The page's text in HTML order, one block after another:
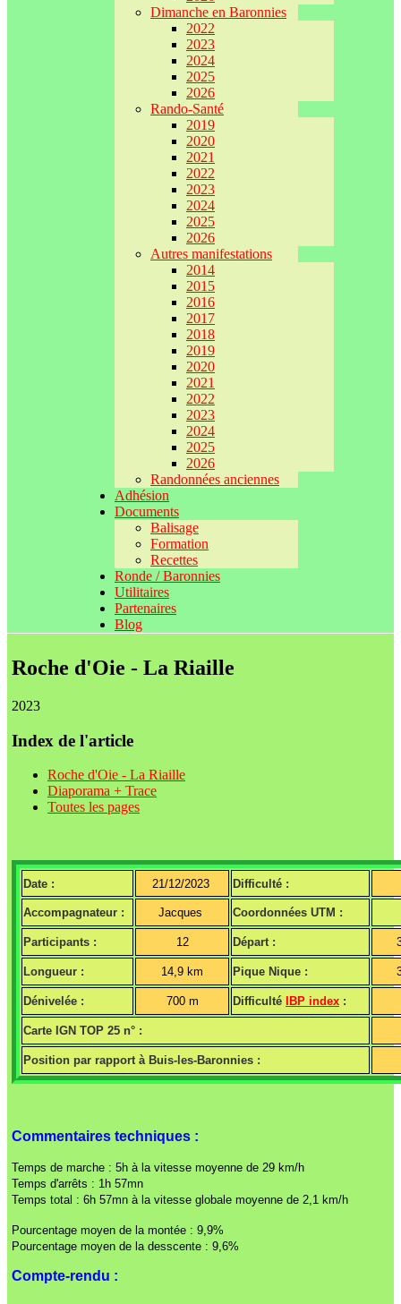
Dimanche en Baronnies
2022
2023
2024
2025
2026
Rando-Santé
2019
2020
2021
2022
2023
2024
2025
2026
Autres manifestations
2014
2015
2016
2017
2018
2019
2020
2021
2022
2023
2024
2025
2026
Randonnées anciennes
Adhésion
Documents
Balisage
Formation
Recettes
Ronde / Baronnies
Utilitaires
Partenaires
Blog
Roche d'Oie - La Riaille
2023
Index de l'article
Roche d'Oie - La Riaille
Diaporama + Trace
Toutes les pages
Date : 21/12/2023 Difficulté :
Accompagnateur : Jacques Coordonnées UTM :
Participants : 12 Départ :
Longueur : 14,9 km Pique Nique :
Dénivelée : 700 m Difficulté IBP index :
Carte IGN TOP 25 n° :
Position par rapport à Buis-les-Baronnies :
Commentaires techniques :
Temps de marche : 5h à la vitesse moyenne de 29 km/h
Temps d'arrêts : 1h 57mn
Temps total : 6h 57mn à la vitesse globale moyenne de 2,1 km/h
Pourcentage moyen de la montée : 9,9%
Pourcentage moyen de la desscente : 9,6%
Compte-rendu :